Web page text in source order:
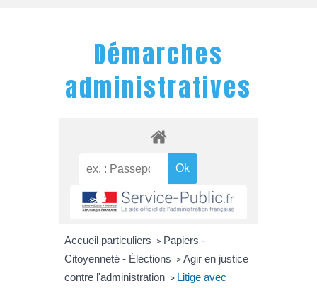
Démarches
administratives
Accueil particuliers > Papiers -
Citoyenneté - Élections > Agir en justice
contre l'administration > Litige avec